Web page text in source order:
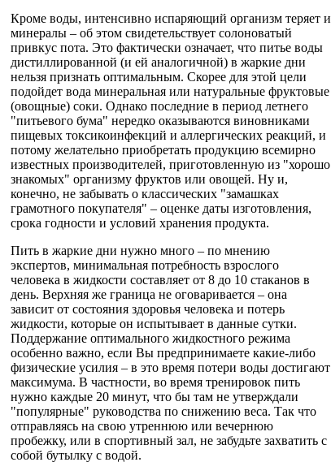
Кроме воды, интенсивно испаряющий организм теряет и
минералы – об этом свидетельствует солоноватый
привкус пота. Это фактически означает, что питье воды
дистиллированной (и ей аналогичной) в жаркие дни
нельзя признать оптимальным. Скорее для этой цели
подойдет вода минеральная или натуральные фруктовые
(овощные) соки. Однако последние в период летнего
"питьевого бума" нередко оказываются виновниками
пищевых токсикоинфекций и аллергических реакций, и
потому желательно приобретать продукцию всемирно
известных производителей, приготовленную из "хорошо
знакомых" организму фруктов или овощей. Ну и,
конечно, не забывать о классических "замашках
грамотного покупателя" – оценке даты изготовления,
срока годности и условий хранения продукта.
Пить в жаркие дни нужно много – по мнению
экспертов, минимальная потребность взрослого
человека в жидкости составляет от 8 до 10 стаканов в
день. Верхняя же граница не оговаривается – она
зависит от состояния здоровья человека и потерь
жидкости, которые он испытывает в данные сутки.
Поддержание оптимального жидкостного режима
особенно важно, если Вы предпринимаете какие-либо
физические усилия – в это время потери воды достигают
максимума. В частности, во время тренировок пить
нужно каждые 20 минут, что бы там не утверждали
"популярные" руководства по снижению веса. Так что
отправляясь на свою утреннюю или вечернюю
пробежку, или в спортивный зал, не забудьте захватить с
собой бутылку с водой.